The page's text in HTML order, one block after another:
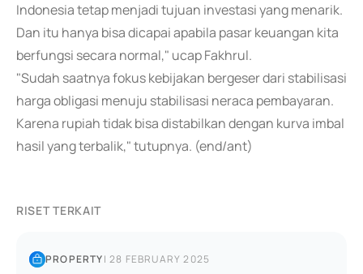
Indonesia tetap menjadi tujuan investasi yang menarik.
Dan itu hanya bisa dicapai apabila pasar keuangan kita
berfungsi secara normal," ucap Fakhrul.
"Sudah saatnya fokus kebijakan bergeser dari stabilisasi
harga obligasi menuju stabilisasi neraca pembayaran.
Karena rupiah tidak bisa distabilkan dengan kurva imbal
hasil yang terbalik," tutupnya. (end/ant)
RISET TERKAIT
PROPERTY|28 FEBRUARY 2025